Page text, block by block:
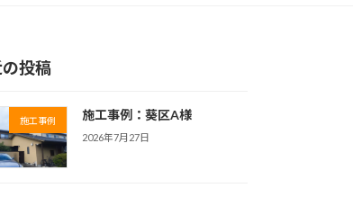
投稿
施工事例 施工事例：葵区A様
2026年7月27日